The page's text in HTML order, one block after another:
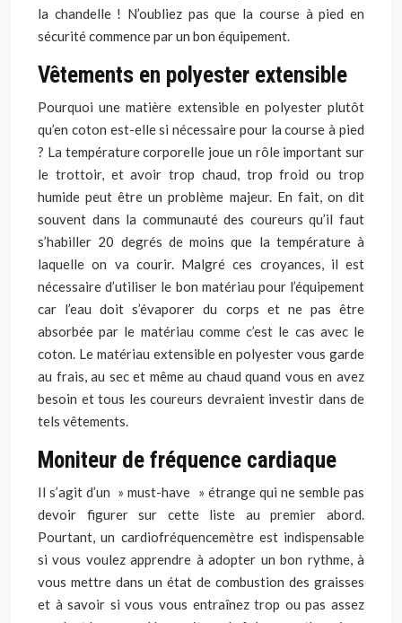
la chandelle ! N’oubliez pas que la course à pied en
sécurité commence par un bon équipement.
Vêtements en polyester extensible
Pourquoi une matière extensible en polyester plutôt
qu’en coton est-elle si nécessaire pour la course à pied
? La température corporelle joue un rôle important sur
le trottoir, et avoir trop chaud, trop froid ou trop
humide peut être un problème majeur. En fait, on dit
souvent dans la communauté des coureurs qu’il faut
s’habiller 20 degrés de moins que la température à
laquelle on va courir. Malgré ces croyances, il est
nécessaire d’utiliser le bon matériau pour l’équipement
car l’eau doit s’évaporer du corps et ne pas être
absorbée par le matériau comme c’est le cas avec le
coton. Le matériau extensible en polyester vous garde
au frais, au sec et même au chaud quand vous en avez
besoin et tous les coureurs devraient investir dans de
tels vêtements.
Moniteur de fréquence cardiaque
Il s’agit d’un » must-have » étrange qui ne semble pas
devoir figurer sur cette liste au premier abord.
Pourtant, un cardiofréquencemètre est indispensable
si vous voulez apprendre à adopter un bon rythme, à
vous mettre dans un état de combustion des graisses
et à savoir si vous vous entraînez trop ou pas assez